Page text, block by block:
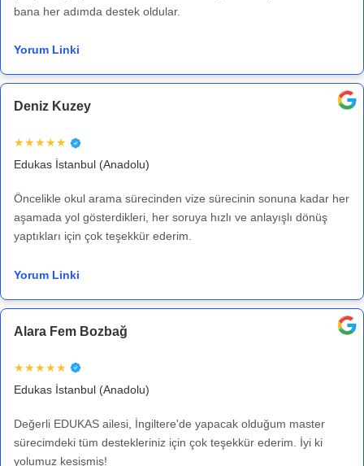
bana her adımda destek oldular.
Yorum Linki
Deniz Kuzey
★★★★★
Edukas İstanbul (Anadolu)
Öncelikle okul arama sürecinden vize sürecinin sonuna kadar her
aşamada yol gösterdikleri, her soruya hızlı ve anlayışlı dönüş
yaptıkları için çok teşekkür ederim.
Yorum Linki
Alara Fem Bozbağ
★★★★★
Edukas İstanbul (Anadolu)
Değerli EDUKAS ailesi, İngiltere'de yapacak olduğum master
sürecimdeki tüm destekleriniz için çok teşekkür ederim. İyi ki
yolumuz kesişmiş!